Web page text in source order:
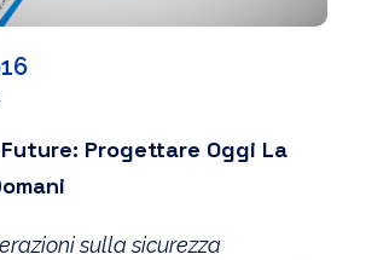
Progettare Oggi La
sulla sicurezza